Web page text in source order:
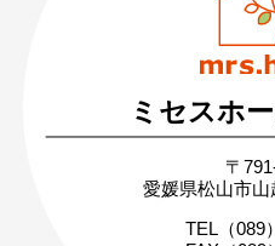
日
無料相談・
まずはお気軽
家づくりの疑問や
ミセスホ
〒
愛媛県松山市
TEL（089